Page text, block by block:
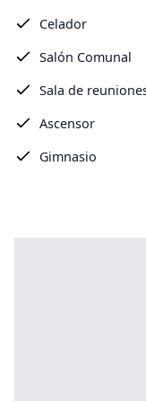
Celador
Salón Comunal
Sala de
Ascensor
Gimnasio